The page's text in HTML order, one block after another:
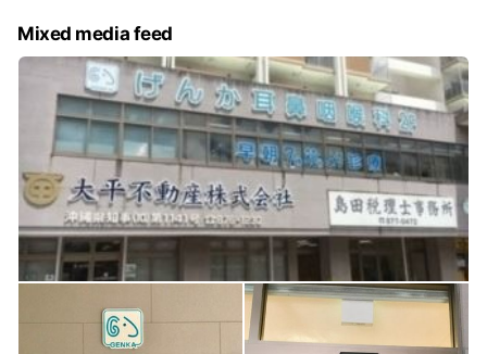
Mixed media feed